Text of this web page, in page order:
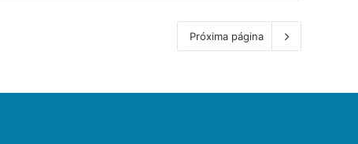
Próxima página